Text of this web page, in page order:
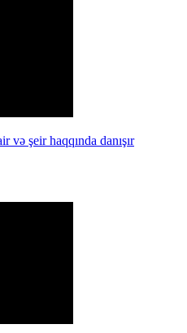
və şeir haqqında danışır